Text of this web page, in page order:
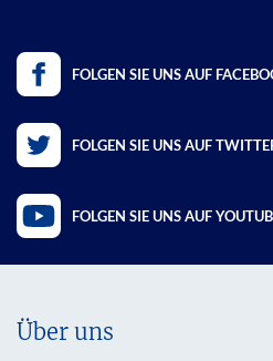
FOLGEN SIE UNS AUF
FOLGEN SIE UNS AUF
FOLGEN SIE UNS AUF
Über uns